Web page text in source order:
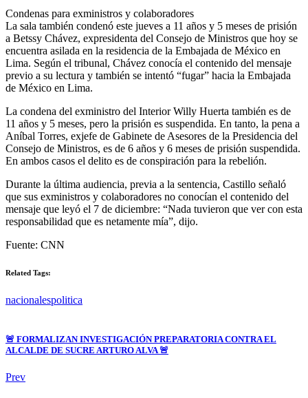
Condenas para exministros y colaboradores
La sala también condenó este jueves a 11 años y 5 meses de prisión
a Betssy Chávez, expresidenta del Consejo de Ministros que hoy se
encuentra asilada en la residencia de la Embajada de México en
Lima. Según el tribunal, Chávez conocía el contenido del mensaje
previo a su lectura y también se intentó “fugar” hacia la Embajada
de México en Lima.
La condena del exministro del Interior Willy Huerta también es de
11 años y 5 meses, pero la prisión es suspendida. En tanto, la pena a
Aníbal Torres, exjefe de Gabinete de Asesores de la Presidencia del
Consejo de Ministros, es de 6 años y 6 meses de prisión suspendida.
En ambos casos el delito es de conspiración para la rebelión.
Durante la última audiencia, previa a la sentencia, Castillo señaló
que sus exministros y colaboradores no conocían el contenido del
mensaje que leyó el 7 de diciembre: “Nada tuvieron que ver con esta
responsabilidad que es netamente mía”, dijo.
Fuente: CNN
Related Tags:
nacionalespolitica
🚨 FORMALIZAN INVESTIGACIÓN PREPARATORIA CONTRA EL
ALCALDE DE SUCRE ARTURO ALVA 🚨
Prev